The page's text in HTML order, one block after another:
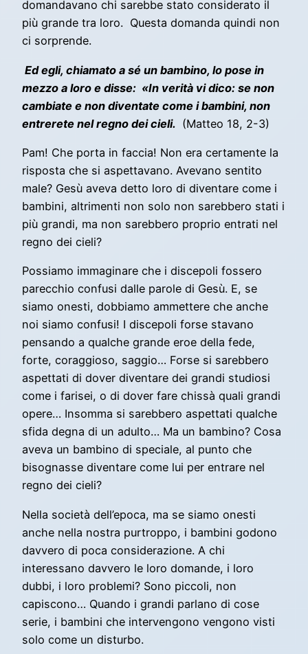
domandavano chi sarebbe stato considerato il
più grande tra loro. Questa domanda quindi non
ci sorprende.
Ed egli, chiamato a sé un bambino, lo pose in
mezzo a loro e disse: «In verità vi dico: se non
cambiate e non diventate come i bambini, non
entrerete nel regno dei cieli. (Matteo 18, 2-3)
Pam! Che porta in faccia! Non era certamente la
risposta che si aspettavano. Avevano sentito
male? Gesù aveva detto loro di diventare come i
bambini, altrimenti non solo non sarebbero stati i
più grandi, ma non sarebbero proprio entrati nel
regno dei cieli?
Possiamo immaginare che i discepoli fossero
parecchio confusi dalle parole di Gesù. E, se
siamo onesti, dobbiamo ammettere che anche
noi siamo confusi! I discepoli forse stavano
pensando a qualche grande eroe della fede,
forte, coraggioso, saggio… Forse si sarebbero
aspettati di dover diventare dei grandi studiosi
come i farisei, o di dover fare chissà quali grandi
opere… Insomma si sarebbero aspettati qualche
sfida degna di un adulto… Ma un bambino? Cosa
aveva un bambino di speciale, al punto che
bisognasse diventare come lui per entrare nel
regno dei cieli?
Nella società dell’epoca, ma se siamo onesti
anche nella nostra purtroppo, i bambini godono
davvero di poca considerazione. A chi
interessano davvero le loro domande, i loro
dubbi, i loro problemi? Sono piccoli, non
capiscono… Quando i grandi parlano di cose
serie, i bambini che intervengono vengono visti
solo come un disturbo.